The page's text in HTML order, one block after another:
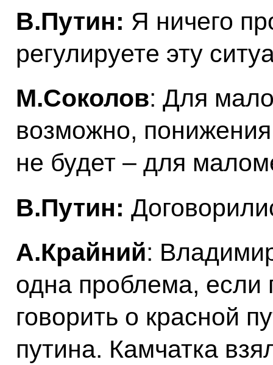
В.Путин: Я ничего
регулируете эту
М.Соколов: Для
возможно,
не будет – для
В.Путин:
А.Крайний:
одна проблема,
говорить о красной
путина. Камчатка